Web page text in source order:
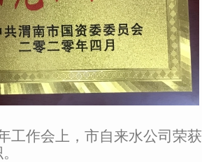
工作会上，市自来水公司荣获